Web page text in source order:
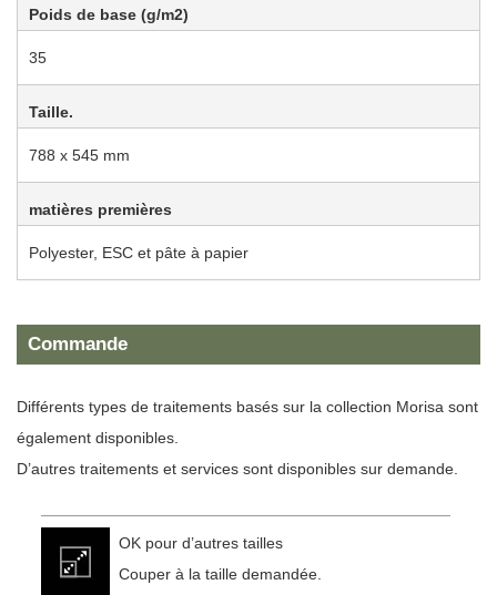
Poids de base (g/m2)
35
Taille.
788 x 545 mm
matières premières
Polyester, ESC et pâte à papier
Commande
Différents types de traitements basés sur la collection Morisa sont
également disponibles.
D’autres traitements et services sont disponibles sur demande.
OK pour d’autres tailles
Couper à la taille demandée.